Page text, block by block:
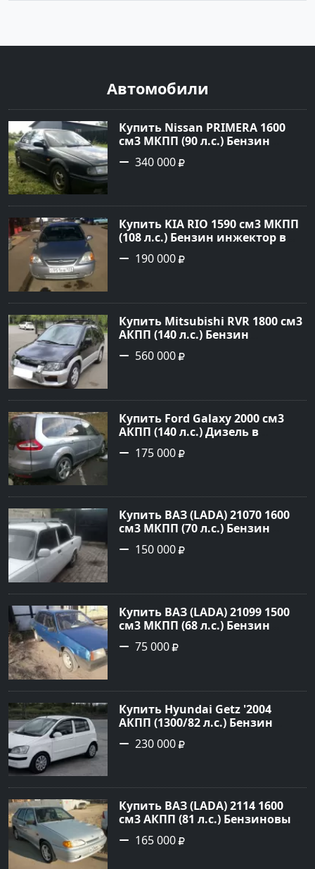
Автомобили
Купить Nissan PRIMERA 1600
см3 МКПП (90 л.с.) Бензин
инжектор в Петровская: цвет
Зеленый Седан 1994 года по
Авторынок23
340 000
Купить KIA RIO 1590 см3 МКПП
(108 л.с.) Бензин инжектор в
Краснодар: цвет серебристый
Седан 2004 года по цене 190000
190 000
Купить Mitsubishi RVR 1800 см3
АКПП (140 л.с.) Бензин
инжектор в Троицкая : цвет
Черный Минивэн 1998 года по
Авторынок23
560 000
Купить Ford Galaxy 2000 см3
АКПП (140 л.с.) Дизель в
Новороссийск: цвет серый
металик Минивэн 2008 года по
Авторынок23
175 000
Купить ВАЗ (LADA) 21070 1600
см3 МКПП (70 л.с.) Бензин
инжектор в Платнировская:
цвет Белый Седан 2000 года по
Авторынок23
150 000
Купить ВАЗ (LADA) 21099 1500
см3 МКПП (68 л.с.) Бензин
инжектор в Кореновск : цвет
Синий Седан 2000 года по цене
75 000
Купить Hyundai Getz '2004
АКПП (1300/82 л.с.) Бензин
инжектор Петровская цвет
Белый Седан по цене 230000
230 000
Купить ВАЗ (LADA) 2114 1600
см3 АКПП (81 л.с.) Бензиновый
в Новороссийск: цвет серый
Хетчбэк 2008 года по цене
165 000